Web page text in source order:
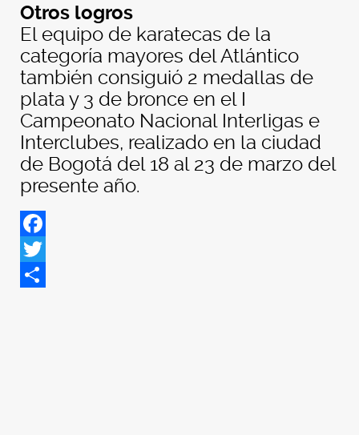
Otros logros
El equipo de karatecas de la
categoría mayores del Atlántico
también consiguió 2 medallas de
plata y 3 de bronce en el I
Campeonato Nacional Interligas e
Interclubes, realizado en la ciudad
de Bogotá del 18 al 23 de marzo del
presente año.
Facebook
Twitter